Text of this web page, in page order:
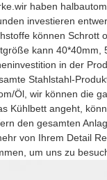
haben
investieren
können Schrott
kann
in der
Stahlstahl-
Öl, wir können die
Kühlbett angeht,
den gesamten
von Ihrem Detail
um uns zu